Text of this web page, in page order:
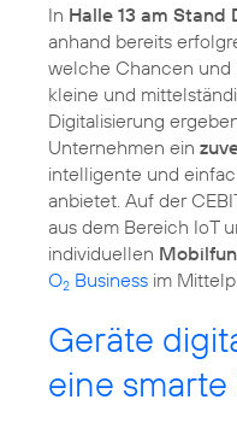
In Halle 13 am Stand
anhand bereits
welche Chancen und
kleine und
Digitalisierung
Unternehmen ein
intelligente und
anbietet. Auf der
aus dem Bereich IoT
individuellen
O2 Business im
Geräte
eine